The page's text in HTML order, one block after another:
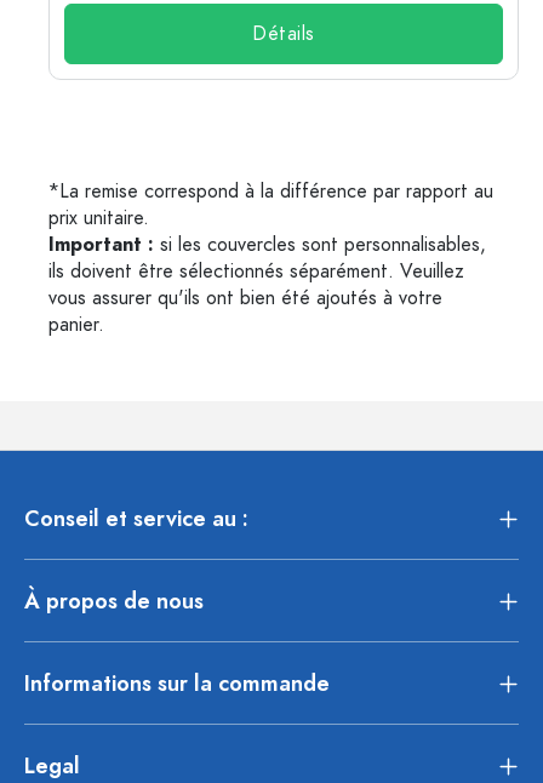
Détails
*La remise correspond à la différence par rapport au
prix unitaire.
Important : si les couvercles sont personnalisables,
ils doivent être sélectionnés séparément. Veuillez
vous assurer qu'ils ont bien été ajoutés à votre
panier.
Conseil et service au :
À propos de nous
Informations sur la commande
Legal